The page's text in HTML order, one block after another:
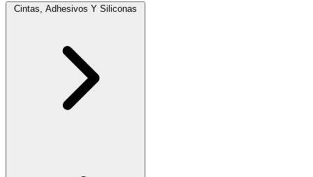
Cintas, Adhesivos Y Siliconas